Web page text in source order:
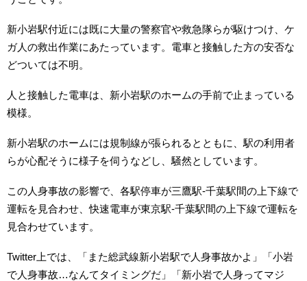
新小岩駅付近には既に大量の警察官や救急隊らが駆けつけ、ケ
ガ人の救出作業にあたっています。電車と接触した方の安否な
どついては不明。
人と接触した電車は、新小岩駅のホームの手前で止まっている
模様。
新小岩駅のホームには規制線が張られるとともに、駅の利用者
らが心配そうに様子を伺うなどし、騒然としています。
この人身事故の影響で、各駅停車が三鷹駅-千葉駅間の上下線で
運転を見合わせ、快速電車が東京駅-千葉駅間の上下線で運転を
見合わせています。
Twitter上では、「また総武線新小岩駅で人身事故かよ」「小岩
で人身事故…なんてタイミングだ」「新小岩で人身ってマジ